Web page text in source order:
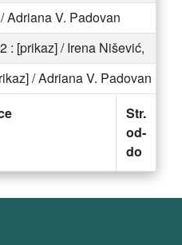
Str.
od-
do
Adriana V. Padovan
: [prikaz] / Irena Nišević,
/ Adriana V. Padovan